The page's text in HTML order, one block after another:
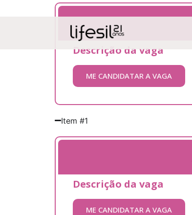
Descrição da vaga
ME CANDIDATAR A VAGA
Item #1
Descrição da vaga
ME CANDIDATAR A VAGA